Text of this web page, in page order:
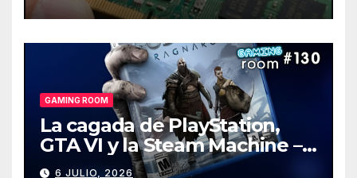
GAMING ROOM
La cagada de PlayStation,
GTA VI y la Steam Machine –
Gaming Room #130
6 JULIO, 2026